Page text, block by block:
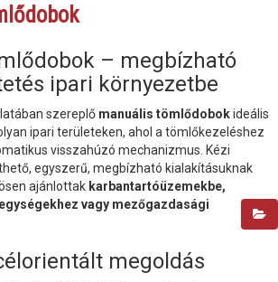
– megbízható
ipari környezetbe
szereplő manuális tömlődobokideális
ipari területeken, ahol a tömlőkezeléshez
visszahúzó mechanizmus. Kézi
egyszerű, megbízható kialakításuknak
ajánlottak karbantartóüzemekbe,
vagy mezőgazdasági
megoldás